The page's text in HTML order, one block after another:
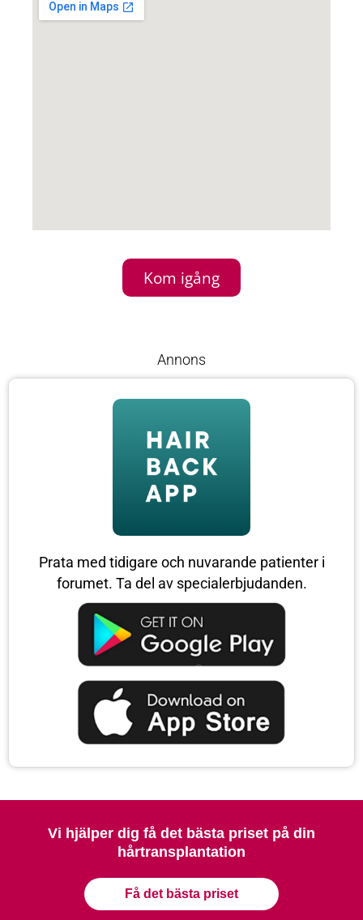
Kom igång
Annons
Prata med tidigare och nuvarande patienter i
forumet. Ta del av specialerbjudanden.
Vi hjälper dig få det bästa priset på din
hårtransplantation
Få det bästa priset